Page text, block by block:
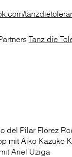
Tanz die
del Pilar Flórez
mit Aiko Kazuko
Ariel Uziga